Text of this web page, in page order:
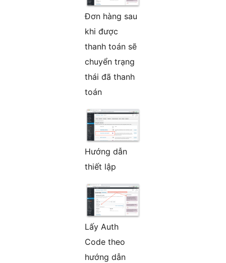
Đơn hàng sau
khi được
thanh toán sẽ
chuyển trạng
thái đã thanh
toán
Hướng dẫn
thiết lập
Lấy Auth
Code theo
hướng dẫn